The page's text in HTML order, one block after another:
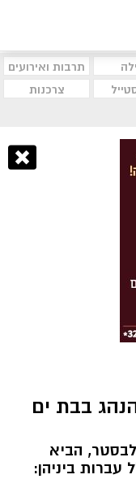
תרבות ואירועים
צרכנות
בבת ים
הביא
עם שלל עברות ביניהן: